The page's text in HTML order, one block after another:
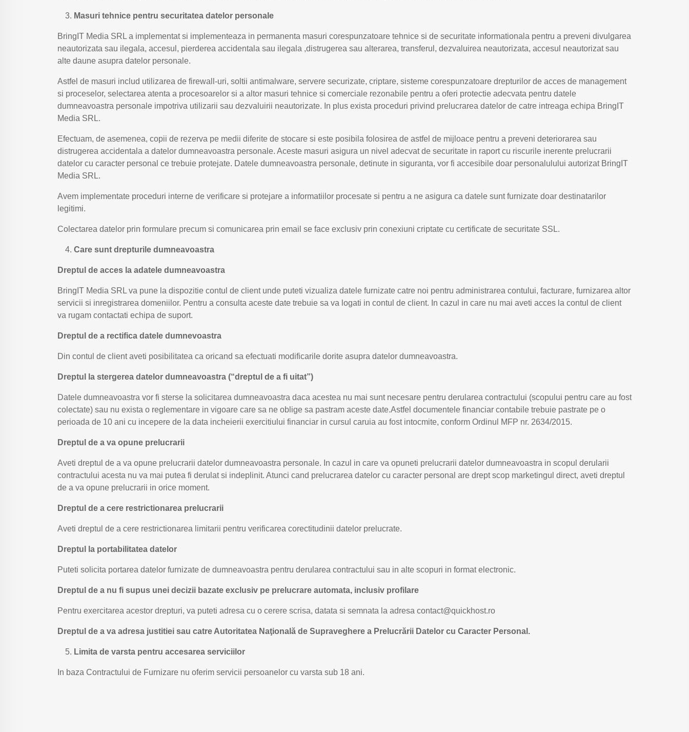
Masuri tehnice pentru securitatea datelor personale
BringIT Media SRL a implementat si implementeaza in permanenta masuri corespunzatoare tehnice si de securitate informationala pentru a preveni divulgarea
neautorizata sau ilegala, accesul, pierderea accidentala sau ilegala ,distrugerea sau alterarea, transferul, dezvaluirea neautorizata, accesul neautorizat sau
alte daune asupra datelor personale.
Astfel de masuri includ utilizarea de firewall-uri, soltii antimalware, servere securizate, criptare, sisteme corespunzatoare drepturilor de acces de management
si proceselor, selectarea atenta a procesoarelor si a altor masuri tehnice si comerciale rezonabile pentru a oferi protectie adecvata pentru datele
dumneavoastra personale impotriva utilizarii sau dezvaluirii neautorizate. In plus exista proceduri privind prelucrarea datelor de catre intreaga echipa BringIT
Media SRL.
Efectuam, de asemenea, copii de rezerva pe medii diferite de stocare si este posibila folosirea de astfel de mijloace pentru a preveni deteriorarea sau
distrugerea accidentala a datelor dumneavoastra personale. Aceste masuri asigura un nivel adecvat de securitate in raport cu riscurile inerente prelucrarii
datelor cu caracter personal ce trebuie protejate. Datele dumneavoastra personale, detinute in siguranta, vor fi accesibile doar personalulului autorizat BringIT
Media SRL.
Avem implementate proceduri interne de verificare si protejare a informatiilor procesate si pentru a ne asigura ca datele sunt furnizate doar destinatarilor
legitimi.
Colectarea datelor prin formulare precum si comunicarea prin email se face exclusiv prin conexiuni criptate cu certificate de securitate SSL.
Care sunt drepturile dumneavoastra
Dreptul de acces la adatele dumneavoastra
BringIT Media SRL va pune la dispozitie contul de client unde puteti vizualiza datele furnizate catre noi pentru administrarea contului, facturare, furnizarea altor
servicii si inregistrarea domeniilor. Pentru a consulta aceste date trebuie sa va logati in contul de client. In cazul in care nu mai aveti acces la contul de client
va rugam contactati echipa de suport.
Dreptul de a rectifica datele dumnevoastra
Din contul de client aveti posibilitatea ca oricand sa efectuati modificarile dorite asupra datelor dumneavoastra.
Dreptul la stergerea datelor dumneavoastra (“dreptul de a fi uitat”)
Datele dumneavoastra vor fi sterse la solicitarea dumneavoastra daca acestea nu mai sunt necesare pentru derularea contractului (scopului pentru care au fost
colectate) sau nu exista o reglementare in vigoare care sa ne oblige sa pastram aceste date.Astfel documentele financiar contabile trebuie pastrate pe o
perioada de 10 ani cu incepere de la data incheierii exercitiului financiar in cursul caruia au fost intocmite, conform Ordinul MFP nr. 2634/2015.
Dreptul de a va opune prelucrarii
Aveti dreptul de a va opune prelucrarii datelor dumneavoastra personale. In cazul in care va opuneti prelucrarii datelor dumneavoastra in scopul derularii
contractului acesta nu va mai putea fi derulat si indeplinit. Atunci cand prelucrarea datelor cu caracter personal are drept scop marketingul direct, aveti dreptul
de a va opune prelucrarii in orice moment.
Dreptul de a cere restrictionarea prelucrarii
Aveti dreptul de a cere restrictionarea limitarii pentru verificarea corectitudinii datelor prelucrate.
Dreptul la portabilitatea datelor
Puteti solicita portarea datelor furnizate de dumneavoastra pentru derularea contractului sau in alte scopuri in format electronic.
Dreptul de a nu fi supus unei decizii bazate exclusiv pe prelucrare automata, inclusiv profilare
Pentru exercitarea acestor drepturi, va puteti adresa cu o cerere scrisa, datata si semnata la adresa contact@quickhost.ro
Dreptul de a va adresa justitiei sau catre Autoritatea Naţională de Supraveghere a Prelucrării Datelor cu Caracter Personal.
Limita de varsta pentru accesarea serviciilor
In baza Contractului de Furnizare nu oferim servicii persoanelor cu varsta sub 18 ani.